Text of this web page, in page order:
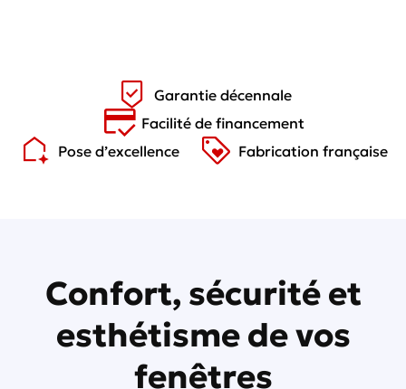
Garantie décennale
Facilité de financement
Pose d’excellence
Fabrication française
Confort, sécurité et
esthétisme de vos
fenêtres